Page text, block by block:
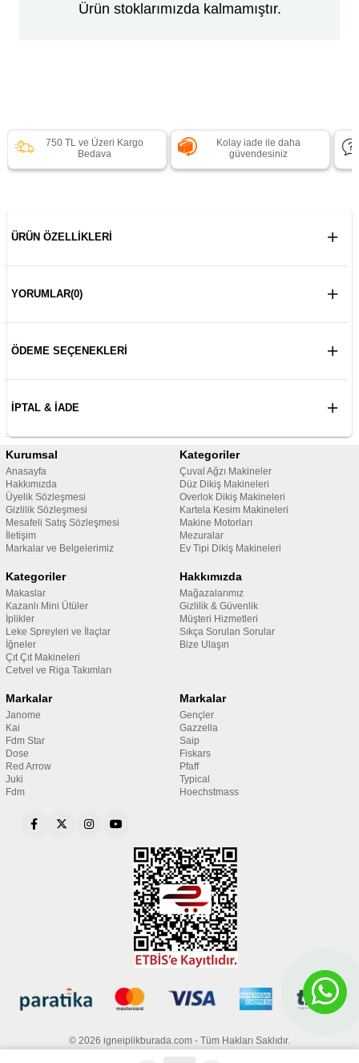
Ürün stoklarımızda kalmamıştır.
750 TL ve Üzeri Kargo
Bedava
Kolay iade ile daha
güvendesiniz
ÜRÜN ÖZELLIKLERI
YORUMLAR(0)
ÖDEME SEÇENEKLERI
İPTAL & İADE
Kurumsal
Anasayfa
Hakkımızda
Üyelik Sözleşmesi
Gizlilik Sözleşmesi
Mesafeli Satış Sözleşmesi
İletişim
Markalar ve Belgelerimiz
Kategoriler
Çuval Ağzı Makineler
Düz Dikiş Makineleri
Overlok Dikiş Makineleri
Kartela Kesim Makineleri
Makine Motorları
Mezuralar
Ev Tipi Dikiş Makineleri
Kategoriler
Makaslar
Kazanlı Mini Ütüler
İplikler
Leke Spreyleri ve İlaçlar
İğneler
Çıt Çıt Makineleri
Cetvel ve Riga Takımları
Hakkımızda
Mağazalarımız
Gizlilik & Güvenlik
Müşteri Hizmetleri
Sıkça Sorulan Sorular
Bize Ulaşın
Markalar
Janome
Kai
Fdm Star
Dose
Red Arrow
Juki
Fdm
Markalar
Gençler
Gazzella
Saip
Fiskars
Pfaff
Typical
Hoechstmass
© 2026 igneiplikburada.com - Tüm Hakları Saklıdır.